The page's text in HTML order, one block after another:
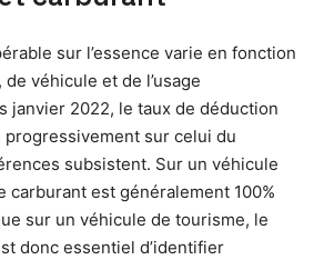
sur l’essence varie en fonction
véhicule et de l’usage
janvier 2022, le taux de déduction
progressivement sur celui du
subsistent. Sur un véhicule
carburant est généralement 100%
sur un véhicule de tourisme, le
donc essentiel d’identifier